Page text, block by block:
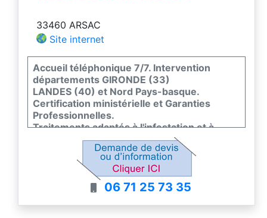
33460 ARSAC
Site internet
Accueil téléphonique 7/7. Intervention
départements GIRONDE (33)
LANDES (40) et Nord Pays-basque.
Certification ministérielle et Garanties
Professionnelles.
Traitements adaptés à l'infestation et à
l'utilisation des lieux.
Particuliers, professionnels, collectivités.
06 71 25 73 35